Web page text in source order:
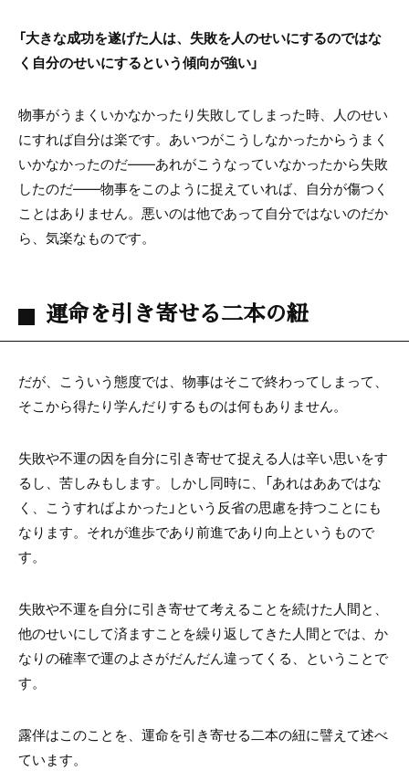
「大きな成功を遂げた人は、失敗を人のせいにするのではな
く自分のせいにするという傾向が強い」
物事がうまくいかなかったり失敗してしまった時、人のせい
にすれば自分は楽です。あいつがこうしなかったからうまく
いかなかったのだ――あれがこうなっていなかったから失敗
したのだ――物事をこのように捉えていれば、自分が傷つく
ことはありません。悪いのは他であって自分ではないのだか
ら、気楽なものです。
運命を引き寄せる二本の紐
だが、こういう態度では、物事はそこで終わってしまって、
そこから得たり学んだりするものは何もありません。
失敗や不運の因を自分に引き寄せて捉える人は辛い思いをす
るし、苦しみもします。しかし同時に、「あれはああではな
く、こうすればよかった」という反省の思慮を持つことにも
なります。それが進歩であり前進であり向上というもので
す。
失敗や不運を自分に引き寄せて考えることを続けた人間と、
他のせいにして済ますことを繰り返してきた人間とでは、か
なりの確率で運のよさがだんだん違ってくる、ということで
す。
露伴はこのことを、運命を引き寄せる二本の紐に譬えて述べ
ています。